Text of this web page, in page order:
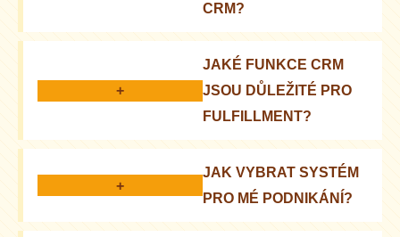
CRM?
Snížení chybovosti, zvýšení rychlosti zpracování
objednávek a zlepšení zákaznické zkušenosti.
+
JAKÉ FUNKCE CRM
JSOU DŮLEŽITÉ PRO
FULFILLMENT?
Sledování objednávek, správa zásob, reporting a
analytika.
+
JAK VYBRAT SYSTÉM
PRO MÉ PODNIKÁNÍ?